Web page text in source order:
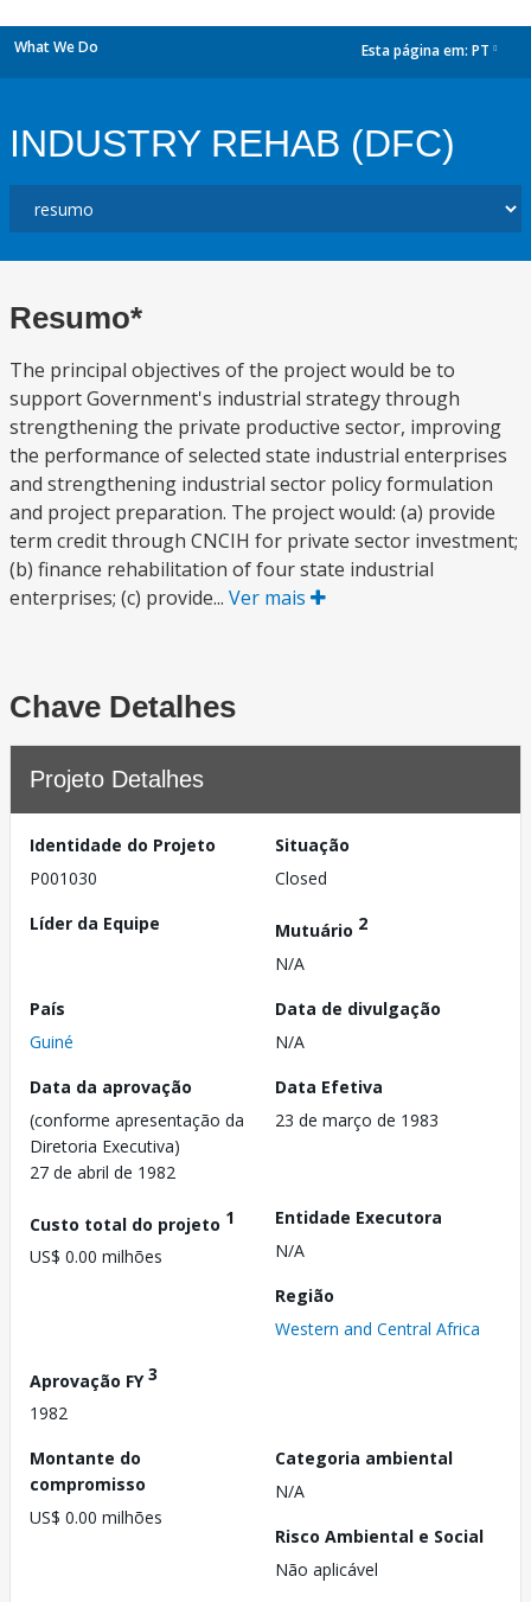
What We Do Esta página em: PT
INDUSTRY REHAB (DFC)
Resumo*
The principal objectives of the project would be to
support Government's industrial strategy through
strengthening the private productive sector, improving
the performance of selected state industrial enterprises
and strengthening industrial sector policy formulation
and project preparation. The project would: (a) provide
term credit through CNCIH for private sector investment;
(b) finance rehabilitation of four state industrial
enterprises; (c) provide... Ver mais
Chave Detalhes
Projeto Detalhes
Identidade do Projeto
P001030
Situação
Closed
Líder da Equipe
Mutuário 2
N/A
País
Guiné
Data de divulgação
N/A
Data da aprovação
(conforme apresentação da
Diretoria Executiva)
27 de abril de 1982
Data Efetiva
23 de março de 1983
Custo total do projeto 1
US$ 0.00 milhões
Entidade Executora
N/A
Região
Western and Central Africa
Aprovação FY3
1982
Montante do
compromisso
US$ 0.00 milhões
Categoria ambiental
N/A
Risco Ambiental e Social
Não aplicável